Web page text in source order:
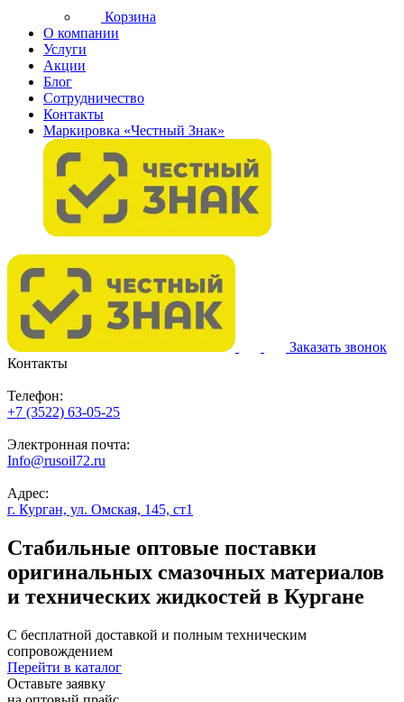
Корзина
О компании
Услуги
Акции
Блог
Сотрудничество
Контакты
Маркировка «Честный Знак»
Заказать звонок
Контакты
Телефон:
+7 (3522) 63-05-25
Электронная почта:
Info@rusoil72.ru
Адрес:
г. Курган, ул. Омская, 145, ст1
Стабильные оптовые поставки
оригинальных смазочных материалов
и технических жидкостей в Кургане
С бесплатной доставкой и полным техническим
сопровождением
Перейти в каталог
Оставьте заявку